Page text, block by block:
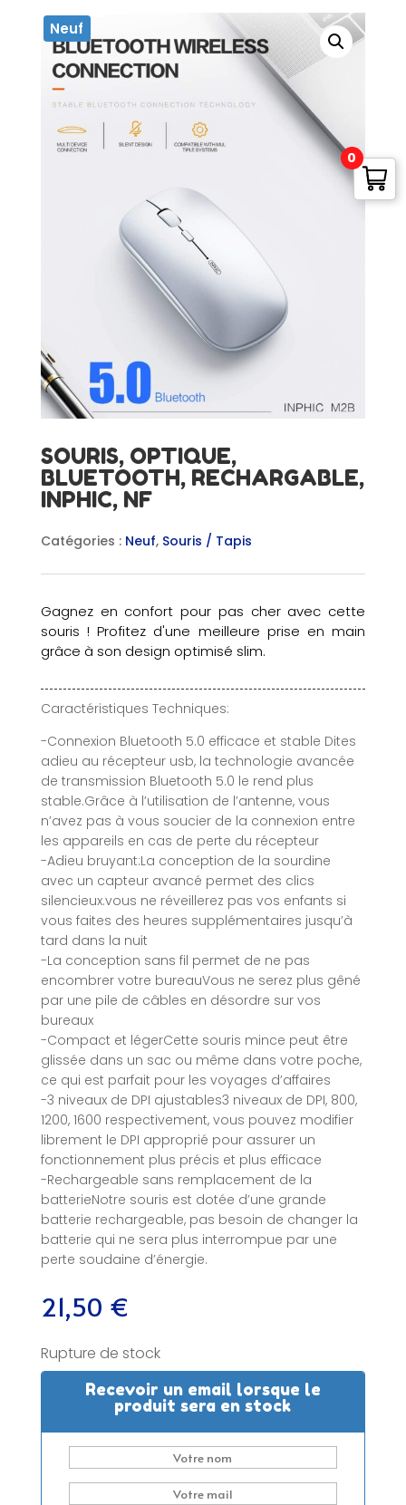
Neuf
SOURIS, OPTIQUE,
BLUETOOTH, RECHARGABLE,
INPHIC, NF
Catégories : Neuf, Souris / Tapis
Gagnez en confort pour pas cher avec cette
souris ! Profitez d'une meilleure prise en main
grâce à son design optimisé slim.
Caractéristiques Techniques:
-Connexion Bluetooth 5.0 efficace et stable Dites
adieu au récepteur usb, la technologie avancée
de transmission Bluetooth 5.0 le rend plus
stable.Grâce à l’utilisation de l’antenne, vous
n’avez pas à vous soucier de la connexion entre
les appareils en cas de perte du récepteur
-Adieu bruyant:La conception de la sourdine
avec un capteur avancé permet des clics
silencieux.vous ne réveillerez pas vos enfants si
vous faites des heures supplémentaires jusqu’à
tard dans la nuit
-La conception sans fil permet de ne pas
encombrer votre bureauVous ne serez plus gêné
par une pile de câbles en désordre sur vos
bureaux
-Compact et légerCette souris mince peut être
glissée dans un sac ou même dans votre poche,
ce qui est parfait pour les voyages d’affaires
-3 niveaux de DPI ajustables3 niveaux de DPI, 800,
1200, 1600 respectivement, vous pouvez modifier
librement le DPI approprié pour assurer un
fonctionnement plus précis et plus efficace
-Rechargeable sans remplacement de la
batterieNotre souris est dotée d’une grande
batterie rechargeable, pas besoin de changer la
batterie qui ne sera plus interrompue par une
perte soudaine d’énergie.
21,50 €
Rupture de stock
Recevoir un email lorsque le
produit sera en stock
0